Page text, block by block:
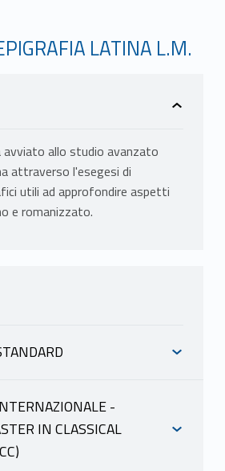
LATINA L.M.
allo studio avanzato
attraverso l'esegesi di
utili ad approfondire aspetti
e romanizzato.
-
IN CLASSICAL